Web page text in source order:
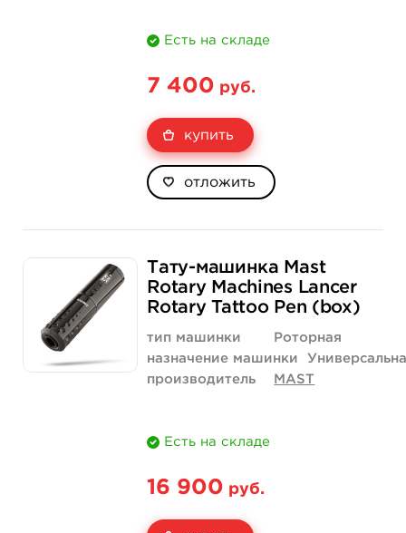
Есть на складе
7 400 руб.
купить
отложить
Тату-машинка Mast
Rotary Machines Lancer
Rotary Tattoo Pen (box)
тип машинки
Роторная
назначение машинки
производитель
MAST
Есть на складе
16 900 руб.